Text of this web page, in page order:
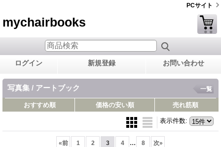
PCサイト
mychairbooks
ログイン 新規登録 お問い合わせ
写真集 / アートブック 一覧
おすすめ順 価格の安い順 売れ筋順
表示件数:
«前 1 2 3 4 ... 8 次»